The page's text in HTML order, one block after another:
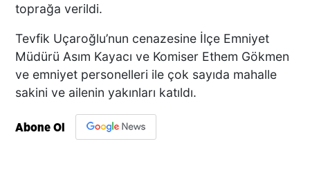
toprağa verildi.
Tevfik Uçaroğlu’nun cenazesine İlçe Emniyet
Müdürü Asım Kayacı ve Komiser Ethem Gökmen
ve emniyet personelleri ile çok sayıda mahalle
sakini ve ailenin yakınları katıldı.
Abone Ol